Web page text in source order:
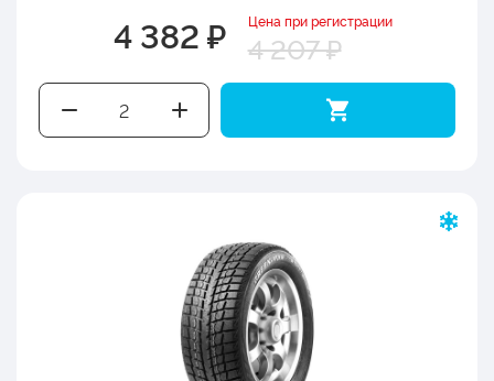
4 382 ₽ Цена при регистрации
4 207 ₽